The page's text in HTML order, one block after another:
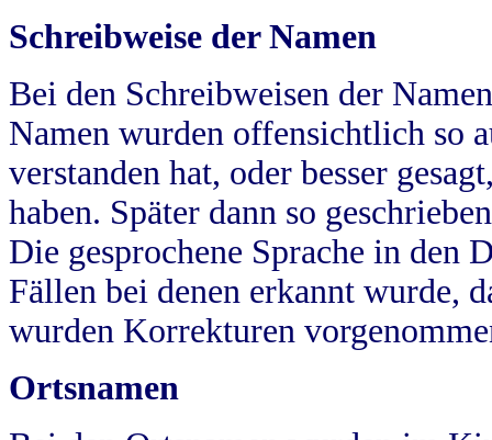
Schreibweise der Namen
Bei den Schreibweisen der
Namen wurden offensichtlich so
verstanden hat, oder besser
haben. Später dann so
Die gesprochene Sprache in
Fällen bei denen erkannt wurde,
wurden Korrekturen
Ortsnamen